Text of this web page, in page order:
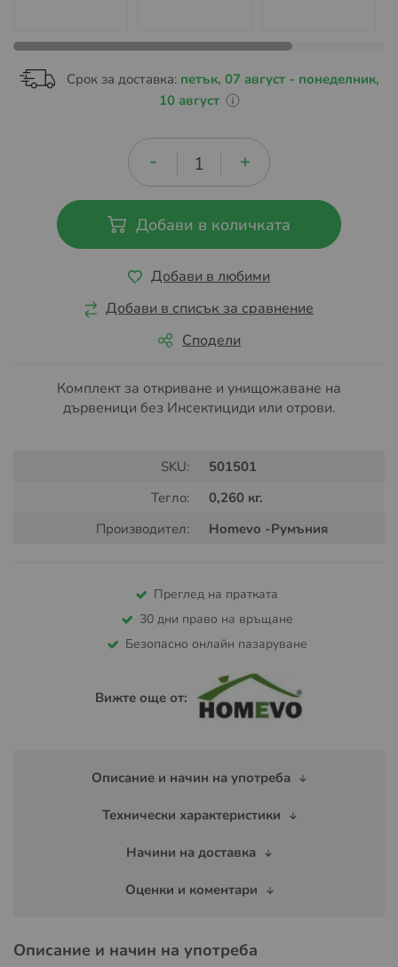
Срок за доставка: петък, 07 август - понеделник,
10 август
Добави в количката
Добави в любими
Добави в списък за сравнение
Сподели
Комплект за откриване и унищожаване на
дървеници без Инсектициди или отрови.
SKU:
501501
Тегло:
0,260 кг.
Производител:
Homevo -Румъния
Преглед на пратката
30 дни право на връщане
Безопасно онлайн пазаруване
Вижте още от:
Описание и начин на употреба
Технически характеристики
Начини на доставка
Оценки и коментари
Описание и начин на употреба